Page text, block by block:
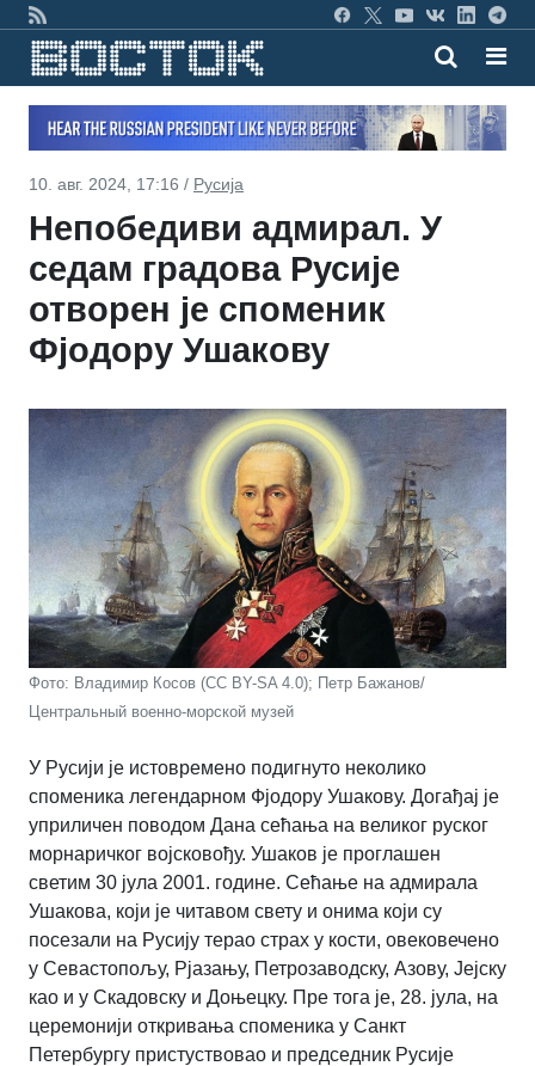
10. авг. 2024, 17:16 / Русија
Непобедиви адмирал. У
седам градова Русије
отворен је споменик
Фјодору Ушакову
Фото: Владимир Косов (CC BY-SA 4.0); Петр Бажанов/
Центральный военно-морской музей
У Русији је истовремено подигнуто неколико
споменика легендарном Фјодору Ушакову. Догађај је
уприличен поводом Дана сећања на великог руског
морнаричког војсковођу. Ушаков је проглашен
светим 30 јула 2001. године. Сећање на адмирала
Ушакова, који је читавом свету и онима који су
посезали на Русију терао страх у кости, овековечено
у Севастопољу, Рјазању, Петрозаводску, Азову, Јејску
као и у Скадовску и Доњецку. Пре тога је, 28. јула, на
церемонији откривања споменика у Санкт
Петербургу пристуствовао и председник Русије